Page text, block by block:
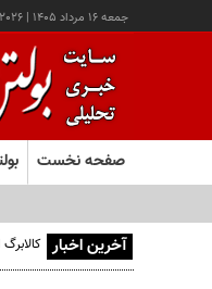
جمعه ۱۶ مرداد ۱۴۰۵ |
صفحه نخست
آخرین اخبار